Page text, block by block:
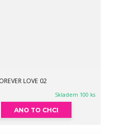
LOVE 02
Skladem 100 ks
ANO TO CHCI